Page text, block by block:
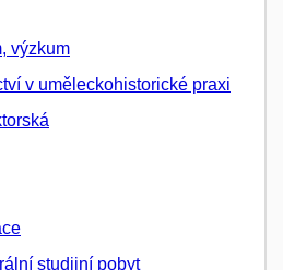
výzkum
v uměleckohistorické praxi
studijní pobyt